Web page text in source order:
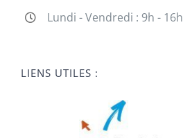
Lundi - Vendredi : 9h - 16h
LIENS UTILES :